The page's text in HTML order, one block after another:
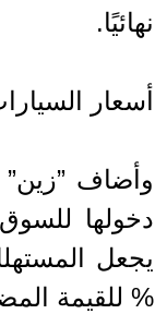
نهائيًا.
أسعار
دخولها
% للقيمة